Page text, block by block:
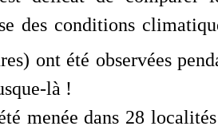
des conditions
ont été observées
là !
menée dans 28